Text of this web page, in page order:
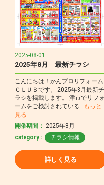
2025-08-01
2025年8月 最新チラシ
こんにちは！かんプロリフォーム
ＣＬＵＢです。 2025年8月最新チ
ラシを掲載します。 津市でリフォ
ームをご検討されている…もっと
見る
開催期間： 2025年8月
category :
チラシ情報
詳しく見る